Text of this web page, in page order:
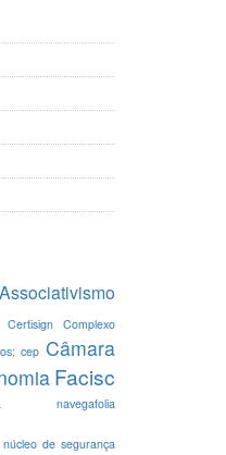
Associativismo
Certisign Complexo
cep Câmara
Facisc
navegafolia
núcleo de segurança